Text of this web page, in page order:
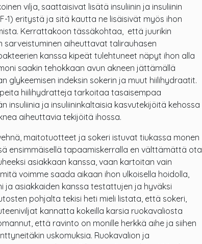
vilja, saattaisivat lisätä insuliinin ja insuliinin
1) eritystä ja sitä kautta ne lisäisivät myös ihon
Kerrattakoon tässäkohtaa, että juurikin
sarveistuminen aiheuttavat talirauhasen
kanssa kipeät tulehtuneet näpyt ihon alla
saakin tehokkaan avun akneen jättämällä
glykeemisen indeksin sokerin ja muut hiilihydraatit.
hiilihydratteja tarkoitaa tasaisempaa
insuliinia ja insuliininkaltaisia kasvutekijöitä kehossa
aiheuttavia tekijöitä ihossa.
maitotuotteet ja sokeri istuvat tiukassa monen
ensimmäisellä tapaamiskerralla en välttämättä ota
asiakkaan kanssa, vaan kartoitan vain
voimme saada aikaan ihon ulkoisella hoidolla,
ja asiakkaiden kanssa testattujen ja hyväksi
pohjalta tekisi heti mieli listata, että sokeri,
kannatta kokeilla karsia ruokavaliosta
että ravinto on monille herkkä aihe ja siihen
uskomuksia. Ruokavalion ja